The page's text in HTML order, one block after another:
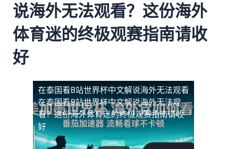
说海外无法观看？这份海外
体育迷的终极观赛指南请收
好
在泰国看B站世界杯中文解说海外无法观看
在泰国看B站世界杯中文解说海外无法观
看？这份海外体育迷的终极观赛指南请收
好